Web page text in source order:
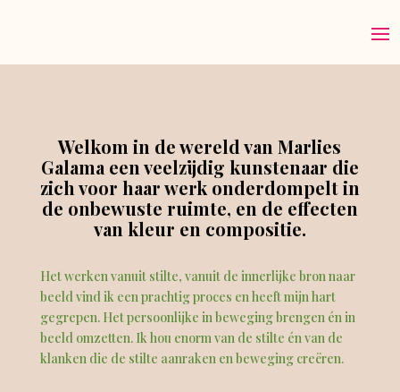
Welkom in de wereld van Marlies
Galama een veelzijdig kunstenaar die
zich voor haar werk onderdompelt in
de onbewuste ruimte, en de effecten
van kleur en compositie.
Het werken vanuit stilte, vanuit de innerlijke bron naar
beeld vind ik een prachtig proces en heeft mijn hart
gegrepen. Het persoonlijke in beweging brengen én in
beeld omzetten. Ik hou enorm van de stilte én van de
klanken die de stilte aanraken en beweging creëren.